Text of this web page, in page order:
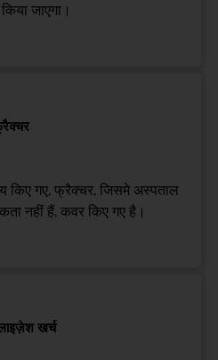
जाएगा।
किए गए, फ्रैक्चर, जिसमे अस्पताल
नहीं हैं, कवर किए गए है।
खर्च